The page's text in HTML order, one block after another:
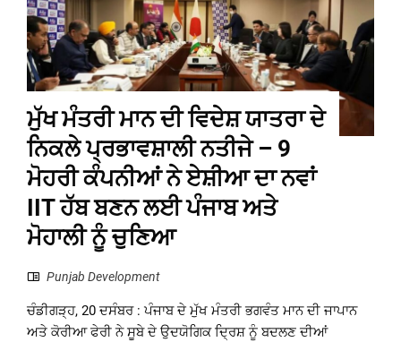
ਮੁੱਖ ਮੰਤਰੀ ਮਾਨ ਦੀ ਵਿਦੇਸ਼ ਯਾਤਰਾ ਦੇ
ਨਿਕਲੇ ਪ੍ਰਭਾਵਸ਼ਾਲੀ ਨਤੀਜੇ – 9
ਮੋਹਰੀ ਕੰਪਨੀਆਂ ਨੇ ਏਸ਼ੀਆ ਦਾ ਨਵਾਂ
IIT ਹੱਬ ਬਣਨ ਲਈ ਪੰਜਾਬ ਅਤੇ
ਮੋਹਾਲੀ ਨੂੰ ਚੁਣਿਆ
Punjab Development
ਚੰਡੀਗੜ੍ਹ, 20 ਦਸੰਬਰ : ਪੰਜਾਬ ਦੇ ਮੁੱਖ ਮੰਤਰੀ ਭਗਵੰਤ ਮਾਨ ਦੀ ਜਾਪਾਨ
ਅਤੇ ਕੋਰੀਆ ਫੇਰੀ ਨੇ ਸੂਬੇ ਦੇ ਉਦਯੋਗਿਕ ਦ੍ਰਿਸ਼ ਨੂੰ ਬਦਲਣ ਦੀਆਂ